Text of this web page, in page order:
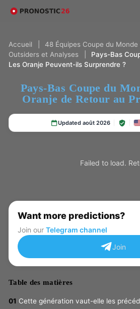
Accueil
48 Équipes Coupe du Monde
Outsiders et Analyses
Pays-Bas
Les Oranje Peuvent-ils Surprendre ?
Pays-Bas Coupe du
Oranje de Retour au
Updated août 2026
Failed to load.
Want more predictions?
Join our Telegram channel
Join
Table des matières
Cette génération vaut-elle les